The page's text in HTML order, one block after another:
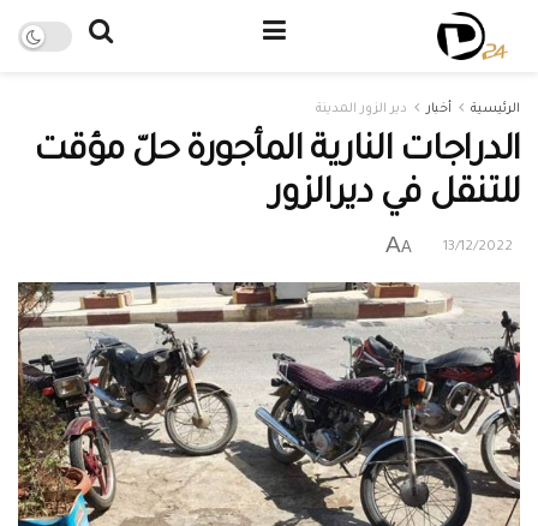
الرئيسية أخبار دير الزور المدينة
الدراجات النارية المأجورة حلّ مؤقت
للتنقل في ديرالزور
13/12/2022
A
A